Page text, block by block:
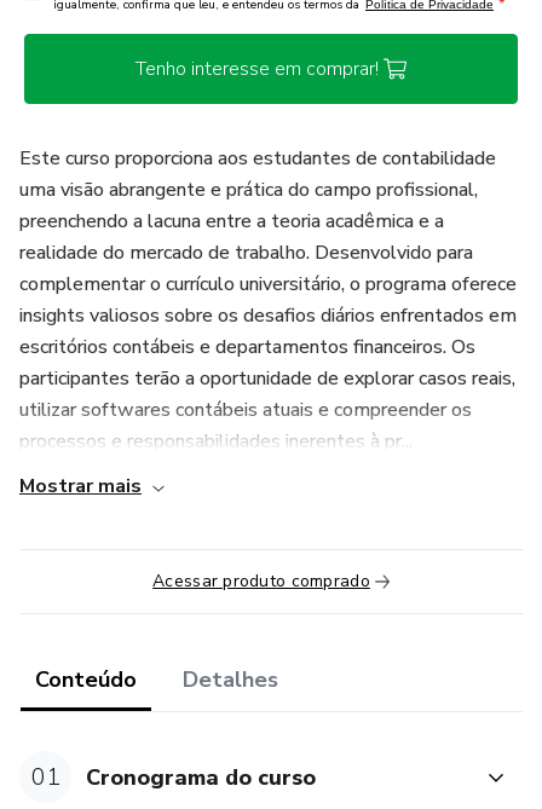
igualmente, confirma que leu, e entendeu os termos da Política de Privacidade
Tenho interesse em comprar!
Este curso proporciona aos estudantes de contabilidade
uma visão abrangente e prática do campo profissional,
preenchendo a lacuna entre a teoria acadêmica e a
realidade do mercado de trabalho. Desenvolvido para
complementar o currículo universitário, o programa oferece
insights valiosos sobre os desafios diários enfrentados em
escritórios contábeis e departamentos financeiros. Os
participantes terão a oportunidade de explorar casos reais,
utilizar softwares contábeis atuais e compreender os
processos e responsabilidades inerentes à pr...
Mostrar mais
Acessar produto comprado
Conteúdo Detalhes
01 Cronograma do curso